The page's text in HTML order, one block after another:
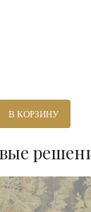
В КОРЗИНУ